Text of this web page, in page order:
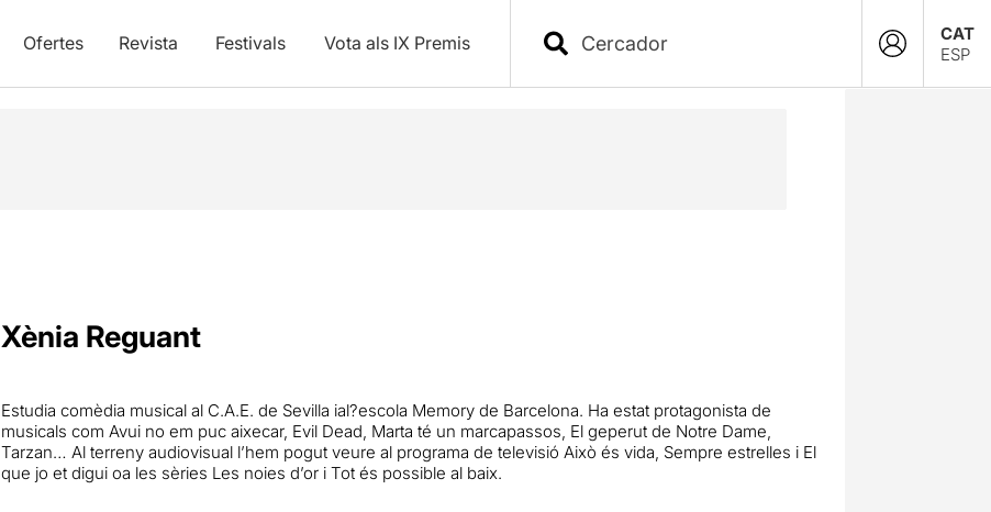
Ofertes Revista Festivals Vota als IX Premis
CAT
ESP
Xènia Reguant
Estudia comèdia musical al C.A.E. de Sevilla ial?escola Memory de Barcelona. Ha estat protagonista de
musicals com Avui no em puc aixecar, Evil Dead, Marta té un marcapassos, El geperut de Notre Dame,
Tarzan… Al terreny audiovisual l’hem pogut veure al programa de televisió Això és vida, Sempre estrelles i El
que jo et digui oa les sèries Les noies d’or i Tot és possible al baix.